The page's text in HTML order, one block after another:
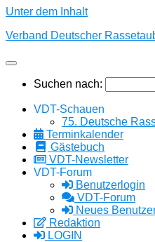
Unter dem Inhalt
Verband Deutscher
Suchen nach:
VDT-Schauen
75. Deutsche
Terminkalender
Gästebuch
VDT-Newsletter
VDT-Forum
Benutzerlogin
VDT-Forum
Neues
Redaktion
LOGIN